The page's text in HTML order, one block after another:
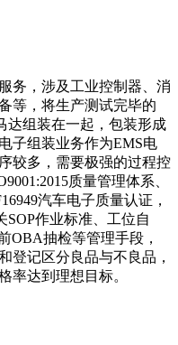
服务，涉及工业控制器、消
等，将生产测试完毕的
达组装在一起，包装形成
子组装业务作为EMS电
较多，需要极强的过程控
质量管理体系、
汽车电子质量认证，
作业标准、工位自
OBA抽检等管理手段，
登记区分良品与不良品，
率达到理想目标。